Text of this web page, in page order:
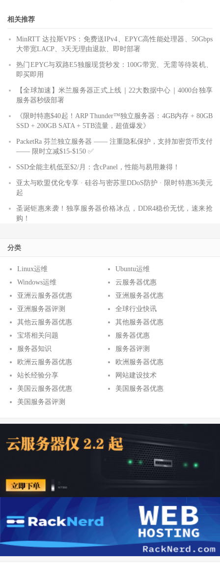
相关推荐
MinRTT 达拉斯VPS：免费送IPv4、EPYC高性能处理器、50Gbps
大带宽LACP、3天无理由退款、即时部署
热门EPYC与双路E5独服现货秒发：100G带宽、无需等待装机、
即买即用
【全球加速】米兰服务器正式上线｜22大数据中心｜4000台独享
服务器秒级部署
《限时特惠$40起！ARP Thunder™独立服务器：4GB内存 + 80GB
SSD + 200GB SATA + 5TB流量，超值爆发》
PacketRa 芬兰独立服务器 —— 注重隐私保护，支持加密货币支付
—— 限时立减$15-$150 ✅
SSD全能主机低至$2/月：含cPanel，性能与易用兼得！
亚太与欧盟优化专享 · 硅谷与密苏里DDoS防护 · 限时特惠36美元
起
圣诞钜惠来袭！独享服务器价格冰点，DDR4稳价无忧，速来抢
购！
分类
Linux运维
Ubuntu运维
Windows运维
云服务器优惠
亚洲云服务器优惠
亚洲服务器优惠
亚洲服务器评测
全球行业快讯
其他云服务器优惠
其他服务器优惠
宝塔相关问题
服务器优惠
服务器知识
服务器评测
欧洲云服务器优惠
欧洲服务器优惠
站长经验分享
网站建设技术
美国云服务器优惠
美国服务器优惠
美国服务器评测